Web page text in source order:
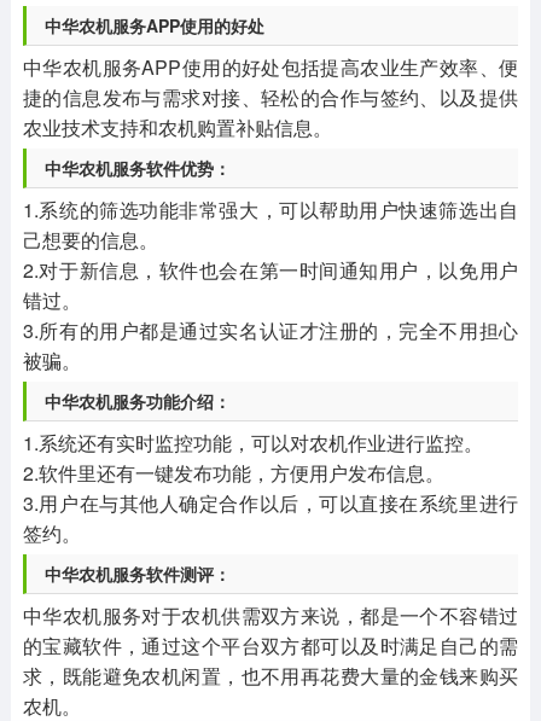
‌中华农机服务APP使用的好处
中华农机服务APP使用的好处包括提高农业生产效率、便
捷的信息发布与需求对接、轻松的合作与签约、以及提供
农业技术支持和农机购置补贴信息。
中华农机服务软件优势：
1.系统的筛选功能非常强大，可以帮助用户快速筛选出自
己想要的信息。
2.对于新信息，软件也会在第一时间通知用户，以免用户
错过。
3.所有的用户都是通过实名认证才注册的，完全不用担心
被骗。
中华农机服务功能介绍：
1.系统还有实时监控功能，可以对农机作业进行监控。
2.软件里还有一键发布功能，方便用户发布信息。
3.用户在与其他人确定合作以后，可以直接在系统里进行
签约。
中华农机服务软件测评：
中华农机服务对于农机供需双方来说，都是一个不容错过
的宝藏软件，通过这个平台双方都可以及时满足自己的需
求，既能避免农机闲置，也不用再花费大量的金钱来购买
农机。